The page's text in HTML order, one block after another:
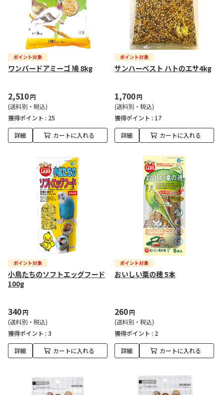
ワンバードアミーゴ 鳩 8kg
2,510円
(送料別・税込)
獲得ポイント : 25
詳細 カートに入れる
サンハーベスト ハトのエサ4kg
1,700円
(送料別・税込)
獲得ポイント : 17
詳細 カートに入れる
小鳥たちのソフトエッグフード
100g
340円
(送料別・税込)
獲得ポイント : 3
詳細 カートに入れる
おいしい粟の穂 5本
260円
(送料別・税込)
獲得ポイント : 2
詳細 カートに入れる